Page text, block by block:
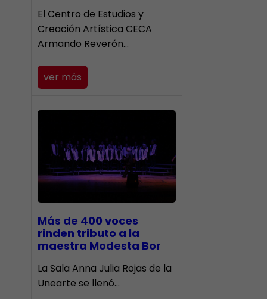
El Centro de Estudios y
Creación Artística CECA
Armando Reverón…
ver más
Más de 400 voces
rinden tributo a la
maestra Modesta Bor
​La Sala Anna Julia Rojas de la
Unearte se llenó…